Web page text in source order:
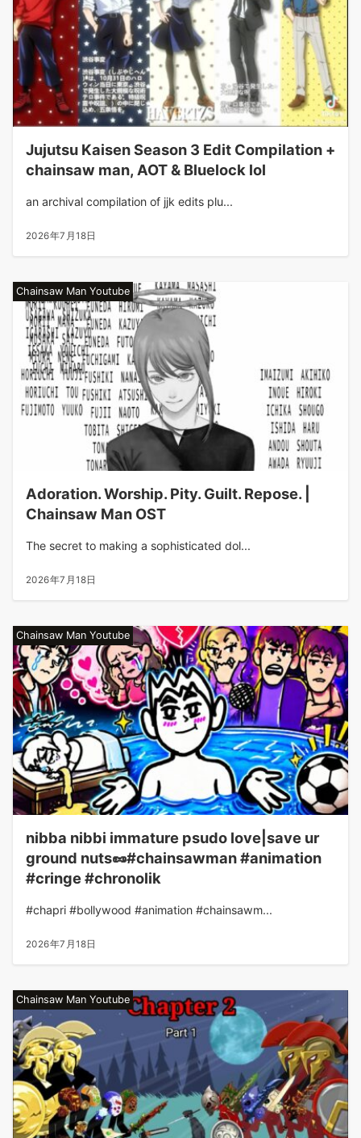
Jujutsu Kaisen Season 3 Edit Compilation +
chainsaw man, AOT & Bluelock lol
an archival compilation of jjk edits plu...
2026年7月18日
Chainsaw Man Youtube
Adoration. Worship. Pity. Guilt. Repose. |
Chainsaw Man OST
The secret to making a sophisticated dol...
2026年7月18日
Chainsaw Man Youtube
nibba nibbi immature psudo love|save ur
ground nuts🥜#chainsawman #animation
#cringe #chronolik
#chapri #bollywood #animation #chainsawm...
2026年7月18日
Chainsaw Man Youtube